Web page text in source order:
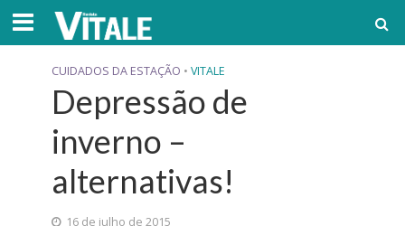
CUIDADOS DA ESTAÇÃO • VITALE
Depressão de
inverno –
alternativas!
16 de julho de 2015